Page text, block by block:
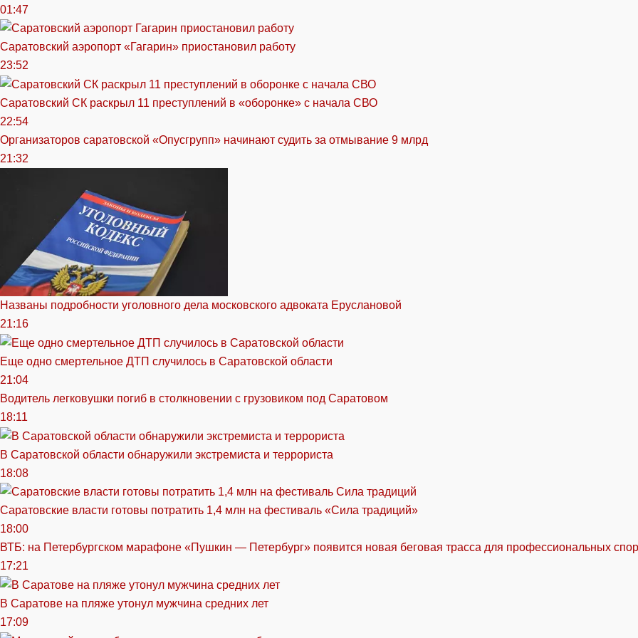
01:47
Саратовский аэропорт «Гагарин» приостановил работу
23:52
Саратовский СК раскрыл 11 преступлений в «оборонке» с начала СВО
22:54
Организаторов саратовской «Опусгрупп» начинают судить за отмывание 9 млрд
21:32
Названы подробности уголовного дела московского адвоката Еруслановой
21:16
Еще одно смертельное ДТП случилось в Саратовской области
21:04
Водитель легковушки погиб в столкновении с грузовиком под Саратовом
18:11
В Саратовской области обнаружили экстремиста и террориста
18:08
Саратовские власти готовы потратить 1,4 млн на фестиваль «Сила традиций»
18:00
ВТБ: на Петербургском марафоне «Пушкин — Петербург» появится новая беговая трасса для профессиональных
17:21
В Саратове на пляже утонул мужчина средних лет
17:09